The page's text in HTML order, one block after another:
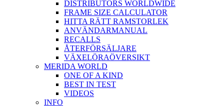
DISTRIBUTORS WORLDWIDE
FRAME SIZE CALCULATOR
HITTA RÄTT RAMSTORLEK
ANVÄNDARMANUAL
RECALLS
ÅTERFÖRSÄLJARE
VÄXELÖRAÖVERSIKT
MERIDA WORLD
ONE OF A KIND
BEST IN TEST
VIDEOS
INFO